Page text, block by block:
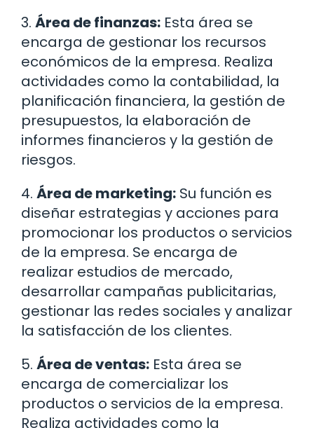
3. Área de finanzas: Esta área se
encarga de gestionar los recursos
económicos de la empresa. Realiza
actividades como la contabilidad, la
planificación financiera, la gestión de
presupuestos, la elaboración de
informes financieros y la gestión de
riesgos.
4. Área de marketing: Su función es
diseñar estrategias y acciones para
promocionar los productos o servicios
de la empresa. Se encarga de
realizar estudios de mercado,
desarrollar campañas publicitarias,
gestionar las redes sociales y analizar
la satisfacción de los clientes.
5. Área de ventas: Esta área se
encarga de comercializar los
productos o servicios de la empresa.
Realiza actividades como la